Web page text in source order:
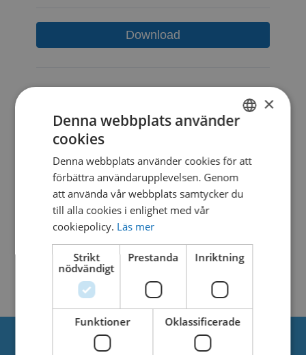
Download
SIMILAR DOWNLOADS
No related download found!
Kjell Parmborn
DANISH
×
Denna webbplats använder
cookies
Denna webbplats använder cookies för att
förbättra användarupplevelsen. Genom
att använda vår webbplats samtycker du
till alla cookies i enlighet med vår
cookiepolicy. Läs mer
Strikt
nödvändigt
Prestanda Inriktning
Funktioner Oklassificerade